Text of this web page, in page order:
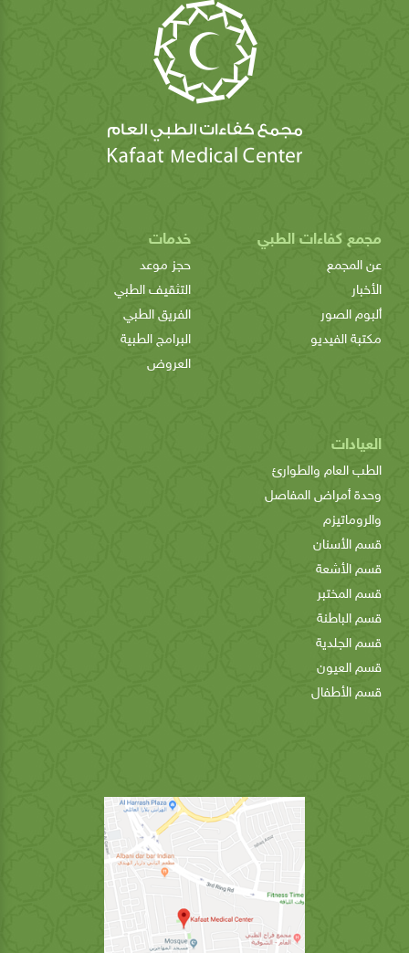
مجمع كفاءات الطبي
عن المجمع
الأخبار
ألبوم الصور
مكتبة الفيديو
خدمات
حجز موعد
التثقيف الطبي
الفريق الطبي
البرامج الطبية
العروض
العيادات
الطب العام والطوارئ
وحدة أمراض المفاصل
والروماتيزم
قسم الأسنان
قسم الأشعة
قسم المختبر
قسم الباطنة
قسم الجلدية
قسم العيون
قسم الأطفال